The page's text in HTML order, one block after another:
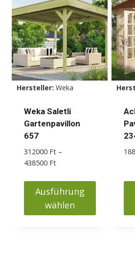
Hersteller: Weka
Weka Saletli
Gartenpavillon
657
312000 Ft –
438500 FtPreisspanne:
bis
438500 Ft
Ausführung
wählen